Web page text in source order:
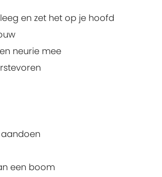
en zet het op je hoofd
neurie mee
een boom